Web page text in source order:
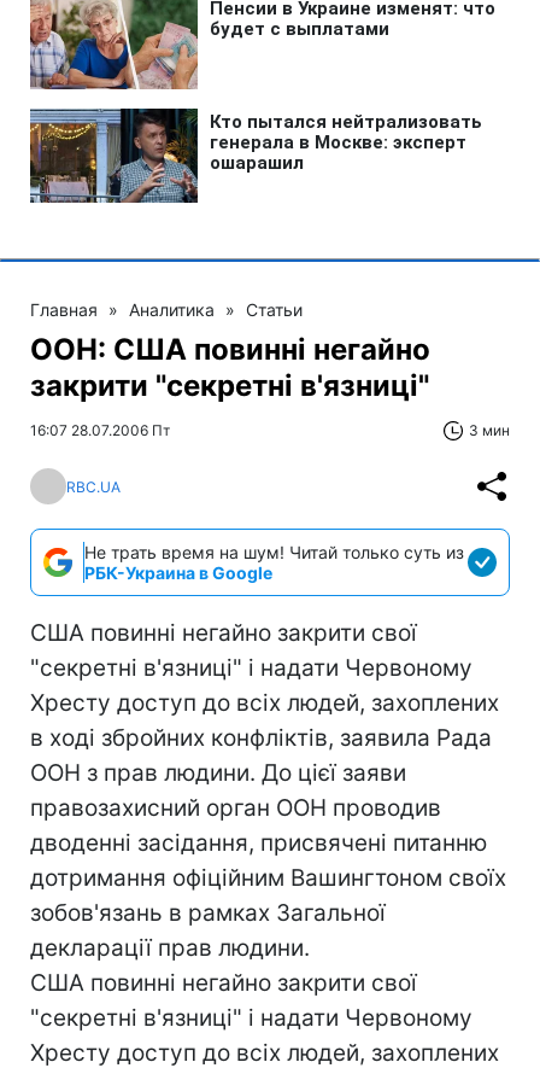
Главная » Аналитика » Статьи
ООН: США повинні негайно
закрити "секретні в'язниці"
16:07 28.07.2006 Пт 3 мин
RBC.UA
Не трать время на шум! Читай только суть из
РБК-Украина в Google
США повинні негайно закрити свої
"секретні в'язниці" і надати Червоному
Хресту доступ до всіх людей, захоплених
в ході збройних конфліктів, заявила Рада
ООН з прав людини. До цієї заяви
правозахисний орган ООН проводив
дводенні засідання, присвячені питанню
дотримання офіційним Вашингтоном своїх
зобов'язань в рамках Загальної
декларації прав людини.
США повинні негайно закрити свої
"секретні в'язниці" і надати Червоному
Хресту доступ до всіх людей, захоплених